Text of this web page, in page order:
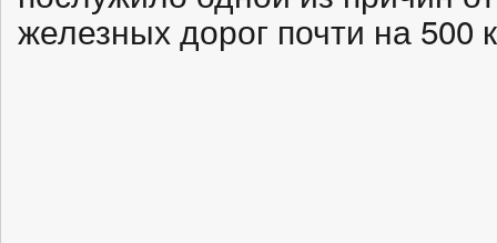
железных дорог почти на 500